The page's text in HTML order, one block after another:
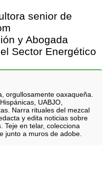
senior de
y Abogada
Sector Energético
orgullosamente oaxaqueña.
UABJO,
Narra rituales del mezcal
y edita noticias sobre
Teje en telar, colecciona
junto a muros de adobe.